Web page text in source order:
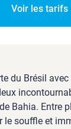
Voir les tarifs
du Brésil
Bahia. Entre
le souffle et